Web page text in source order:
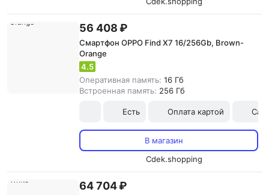
56 408 ₽
Смартфон OPPO Find X7 16/256Gb, Brown-
Orange
4.5
Оперативная память: 16 Гб
Встроенная память: 256 Гб
Есть Оплата картой
В магазин
Cdek.shopping
64 704 ₽